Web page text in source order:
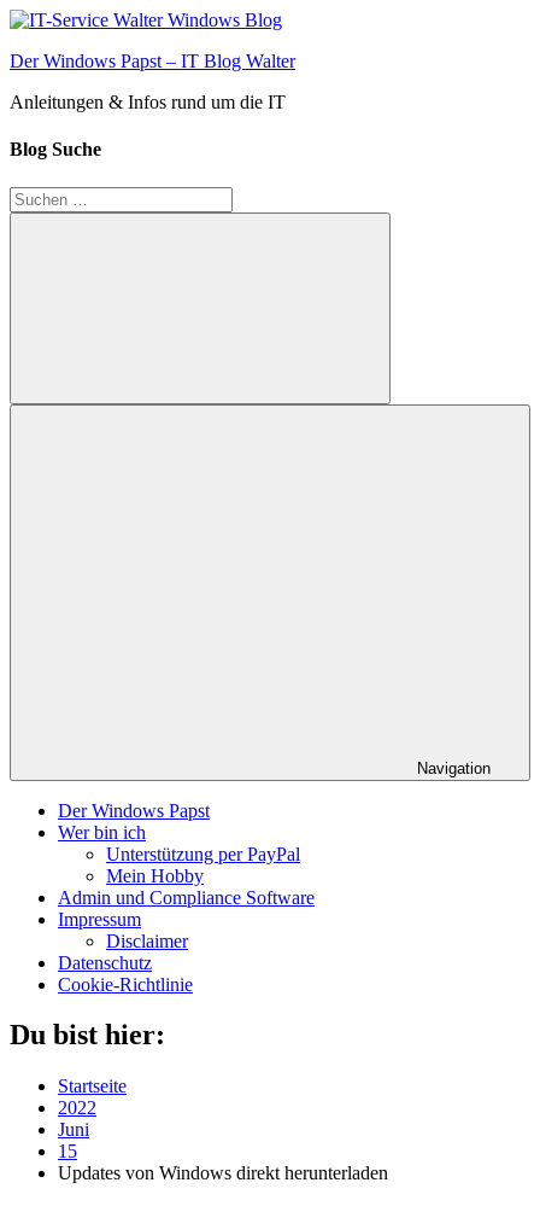
Zum
springen
Der Windows Papst – IT Blog Walter
Anleitungen & Infos rund um die IT
Blog Suche
Suchen
nach:
Suchen
Navigation
Der Windows Papst
Wer bin ich
Unterstützung per PayPal
Mein Hobby
Admin und Compliance Software
Impressum
Disclaimer
Datenschutz
Cookie-Richtlinie
Du bist hier:
Startseite
2022
Juni
15
Updates von Windows direkt herunterladen